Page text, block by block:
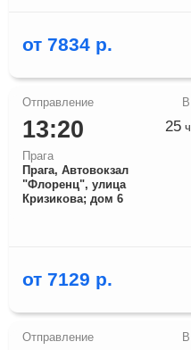
от 7834 р.
13:20
Прага
Прага, Автовокзал
"Флоренц", улица
Кризикова; дом 6
25ч
от 7129 р.